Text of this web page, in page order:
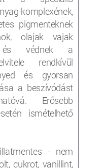
komplexének,
pigmenteknek
olajak vajak
és védnek a
rendkívül
és gyorsan
a beszívódást
Erősebb
ismételhető
- nem
cukrot, vanillint,